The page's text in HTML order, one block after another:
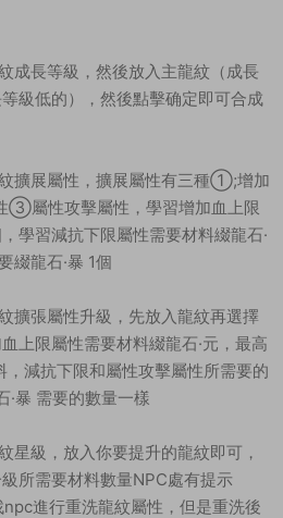
成長等級，然後放入主龍紋（成長
級低的），然後點擊确定即可合成
擴展屬性，擴展屬性有三種①;增加
屬性攻擊屬性，學習增加血上限
學習減抗下限屬性需要材料綴龍石·
綴龍石·暴 1個
擴張屬性升級，先放入龍紋再選擇
上限屬性需要材料綴龍石·元，最高
減抗下限和屬性攻擊屬性所需要的
·暴 需要的數量一樣
星級，放入你要提升的龍紋即可，
所需要材料數量NPC處有提示
進行重洗龍紋屬性，但是重洗後